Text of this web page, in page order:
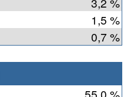
1,5 %
0,7 %